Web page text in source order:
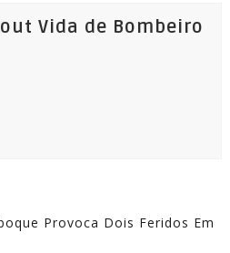
Vida de Bombeiro
Provoca Dois Feridos Em